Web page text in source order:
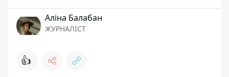
Аліна Балабан
ЖУРНАЛІСТ
👍